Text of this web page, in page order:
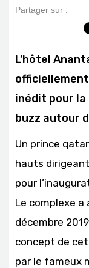
Partager sur :
L’hôtel
inédit pour la
buzz autour
Un prince
hauts
pour
Le complexe a
décembre
concept de
par le fameux